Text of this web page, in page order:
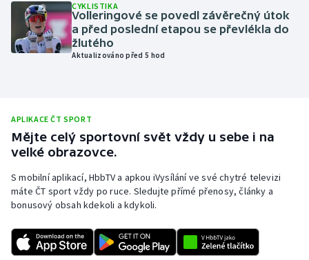
Plavání
Plážový volejbal
Rychlobruslení
Rychlostní kanoistika
Short track
Sportovní střelba
Stolní tenis
CYKLISTIKA
Volleringové se povedl závěrečný útok
a před poslední etapou se převlékla do
žlutého
Aktualizováno před 5 hod
APLIKACE ČT SPORT
Mějte celý sportovní svět vždy u sebe i na
velké obrazovce.
S mobilní aplikací, HbbTV a apkou iVysílání ve své chytré televizi
máte ČT sport vždy po ruce. Sledujte přímé přenosy, články a
bonusový obsah kdekoli a kdykoli.